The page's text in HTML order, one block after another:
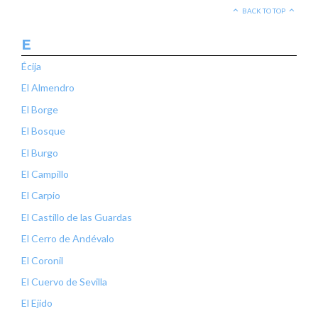
BACK TO TOP
E
Écija
El Almendro
El Borge
El Bosque
El Burgo
El Campillo
El Carpio
El Castillo de las Guardas
El Cerro de Andévalo
El Coronil
El Cuervo de Sevilla
El Ejido